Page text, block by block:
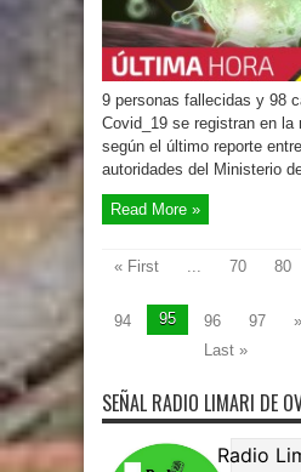
9 personas fallecidas y 98
Covid_19 se registran en la
según el último reporte
autoridades del Ministerio
Read More »
« First 70 80
94
95 96 97 »
Last »
SEÑAL RADIO LIMARI DE